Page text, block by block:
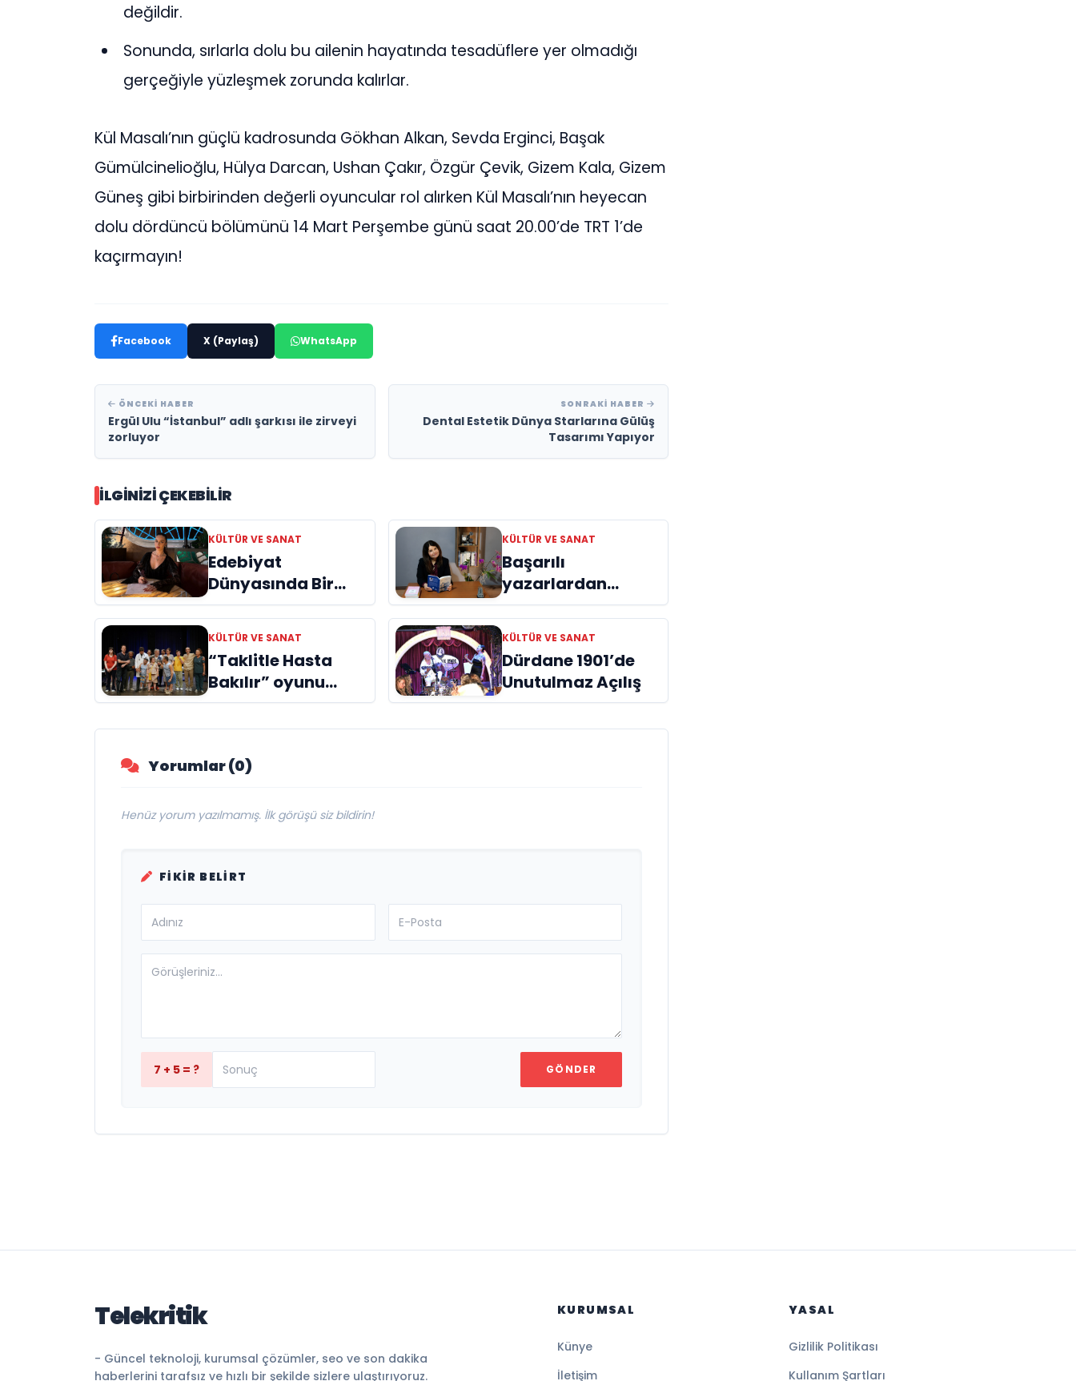
değildir.
Sonunda, sırlarla dolu bu ailenin hayatında tesadüflere yer olmadığı
gerçeğiyle yüzleşmek zorunda kalırlar.
Kül Masalı’nın güçlü kadrosunda Gökhan Alkan, Sevda Erginci, Başak
Gümülcinelioğlu, Hülya Darcan, Ushan Çakır, Özgür Çevik, Gizem Kala, Gizem
Güneş gibi birbirinden değerli oyuncular rol alırken Kül Masalı’nın heyecan
dolu dördüncü bölümünü 14 Mart Perşembe günü saat 20.00’de TRT 1’de
kaçırmayın!
Facebook X (Paylaş) WhatsApp
ÖNCEKI HABER
Ergül Ulu “İstanbul” adlı şarkısı ile zirveyi
zorluyor
SONRAKI HABER
Dental Estetik Dünya Starlarına Gülüş
Tasarımı Yapıyor
İLGINIZI ÇEKEBILIR
KÜLTÜR VE SANAT
Edebiyat
Dünyasında Bir
Genç Deha
Doğuyor: Dilruba
Engin ve Zift Karası
Evreni ‘AVENOİR’
KÜLTÜR VE SANAT
Başarılı
yazarlardan
Azime Savaş’tan
başucu kitabı
“Emanet”
raflardaki yerini
aldı
KÜLTÜR VE SANAT
“Taklitle Hasta
Bakılır” oyunu
engelleri sanatla
aştı
KÜLTÜR VE SANAT
Dürdane 1901’de
Unutulmaz Açılış
Yorumlar (0)
Henüz yorum yazılmamış. İlk görüşü siz bildirin!
FIKIR BELIRT
7 + 5 = ? GÖNDER
Telekritik
- Güncel teknoloji, kurumsal çözümler, seo ve son dakika
haberlerini tarafsız ve hızlı bir şekilde sizlere ulaştırıyoruz.
KURUMSAL
Künye
İletişim
YASAL
Gizlilik Politikası
Kullanım Şartları